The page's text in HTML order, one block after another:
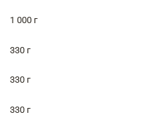
1 000 г
330 г
330 г
330 г